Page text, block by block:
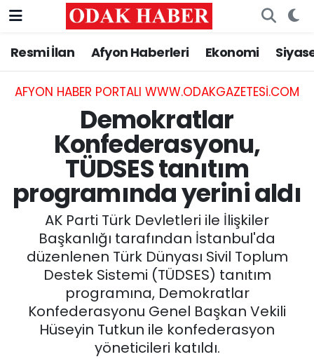
Resmi İlan Afyon Haberleri Ekonomi
AFYON HABER PORTALI WWW.ODAKGAZETESI.COM
Demokratlar
Konfederasyonu,
TÜDSES tanıtım
programında yerini aldı
AK Parti Türk Devletleri ile İlişkiler
Başkanlığı tarafından İstanbul'da
düzenlenen Türk Dünyası Sivil Toplum
Destek Sistemi (TÜDSES) tanıtım
programına, Demokratlar
Konfederasyonu Genel Başkan Vekili
Hüseyin Tutkun ile konfederasyon
yöneticileri katıldı.
AFYONKARAHİSAR HABERLERİ
Resmi İlan
ASAYİŞ
GÜNCEL
SİYASET
EĞİTİM
MAGAZİN
SAĞLIK
SPOR
Nöbetçi Eczaneler
Hava Durumu
Trafik Durumu
Süper Lig Puan Durumu ve Fikstür
Tüm Manşetler
Son Dakika Haberleri
Haber Arşivi